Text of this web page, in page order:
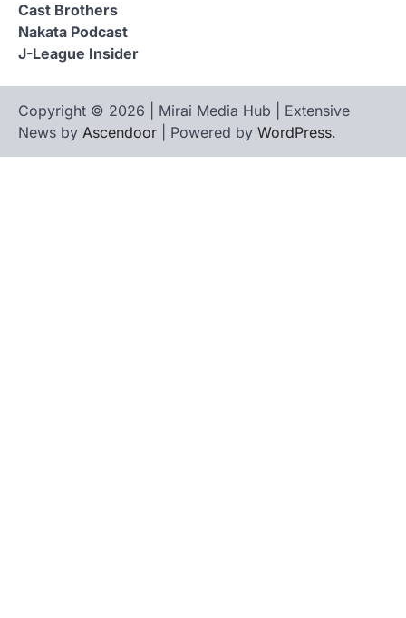
Cast Brothers
Nakata Podcast
J-League Insider
Copyright © 2026 | Mirai Media Hub | Extensive
News by Ascendoor | Powered by WordPress.